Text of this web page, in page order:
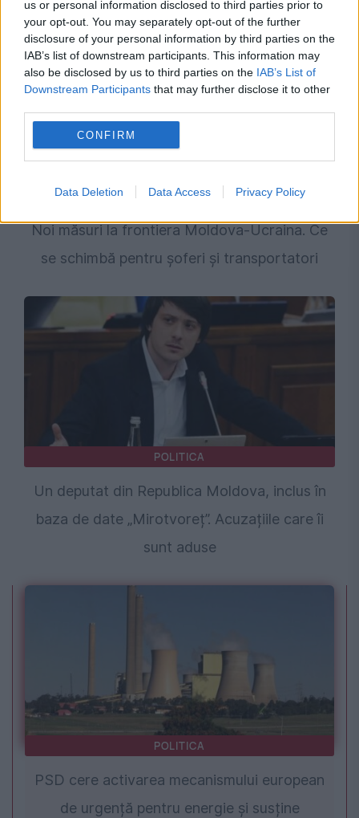
us or personal information disclosed to third parties prior to
your opt-out. You may separately opt-out of the further
disclosure of your personal information by third parties on the
IAB’s list of downstream participants. This information may
also be disclosed by us to third parties on the IAB’s List of
Downstream Participants that may further disclose it to other
CONFIRM
Data Deletion Data Access Privacy Policy
INTERNATIONAL
Noi măsuri la frontiera Moldova-Ucraina. Ce
se schimbă pentru șoferi și transportatori
POLITICA
Un deputat din Republica Moldova, inclus în
baza de date „Mirotvoreț”. Acuzațiile care îi
sunt aduse
POLITICA
PSD cere activarea mecanismului european
de urgență pentru energie și susține